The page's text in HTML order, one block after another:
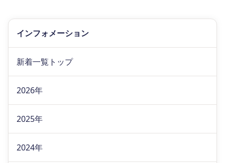
インフォメーション
新着一覧トップ
2026年
2025年
2024年